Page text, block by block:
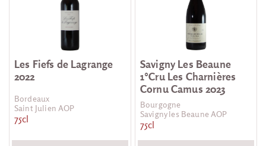
Les Fiefs de Lagrange
2022
Bordeaux
Saint Julien AOP
75cl
Savigny Les Beaune
1°Cru Les Charnières
Cornu Camus 2023
Bourgogne
Savigny les Beaune AOP
75cl